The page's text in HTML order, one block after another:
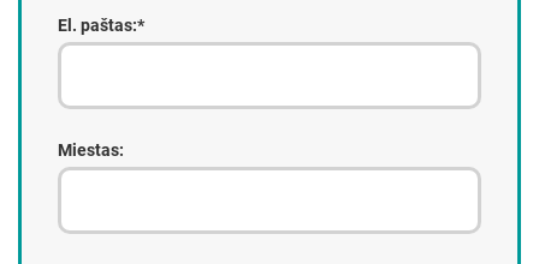
El. paštas:*
Miestas: